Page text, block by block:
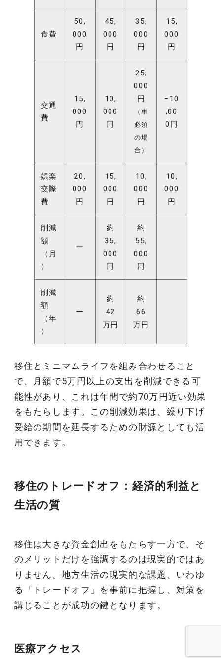
食費
50,
000
円
45,
000
円
35,
000
円
15,
000
円
交通
費
15,
000
円
10,
000
円
25,
000
円
（車
必須
の場
合）
−10
,00
0円
娯楽
交際
費
20,
000
円
15,
000
円
10,
000
円
10,
000
円
削減
額
（月
）
ー
約
35,
000
円
約
55,
000
円
削減
額
（年
）
ー
約
42
万円
約
66
万円
移住とミニマムライフを組み合わせること
で、月額で5万円以上の支出を削減できる可
能性があり、これは年間で約70万円近い効果
をもたらします。この削減効果は、繰り下げ
受給の期間を延長するための財源としても活
用できます。
移住のトレードオフ：経済的利益と
生活の質
移住は大きな資金創出をもたらす一方で、そ
のメリットだけを強調するのは現実的ではあ
りません。地方生活の現実的な課題、いわゆ
る「トレードオフ」を事前に把握し、対策を
講じることが成功の鍵となります。
医療アクセス